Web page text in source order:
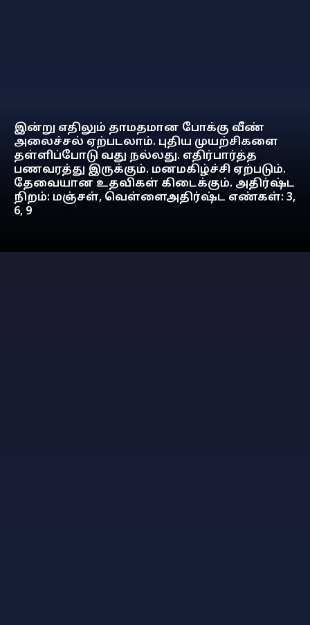
இன்று எதிலும் தாமதமான போக்கு வீண்
அலைச்சல் ஏற்படலாம். புதிய முயற்சிகளை
தள்ளிப்போடு வது நல்லது. எதிர்பார்த்த
பணவரத்து இருக்கும். மனமகிழ்ச்சி ஏற்படும்.
தேவையான உதவிகள் கிடைக்கும். அதிர்ஷ்ட
நிறம்: மஞ்சள், வெள்ளைஅதிர்ஷ்ட எண்கள்: 3,
6, 9